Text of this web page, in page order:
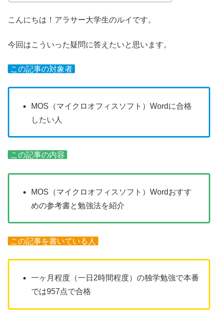
こんにちは！アラサー大学生のルイです。
今回はこういった疑問に答えたいと思います。
この記事の対象者
MOS（マイクロオフィスソフト）Wordに合格
したい人
この記事の内容
MOS（マイクロオフィスソフト）Wordおすす
めの参考書と勉強法を紹介
この記事を書いている人
一ヶ月程度（一日2時間程度）の独学勉強で本番
では957点で合格